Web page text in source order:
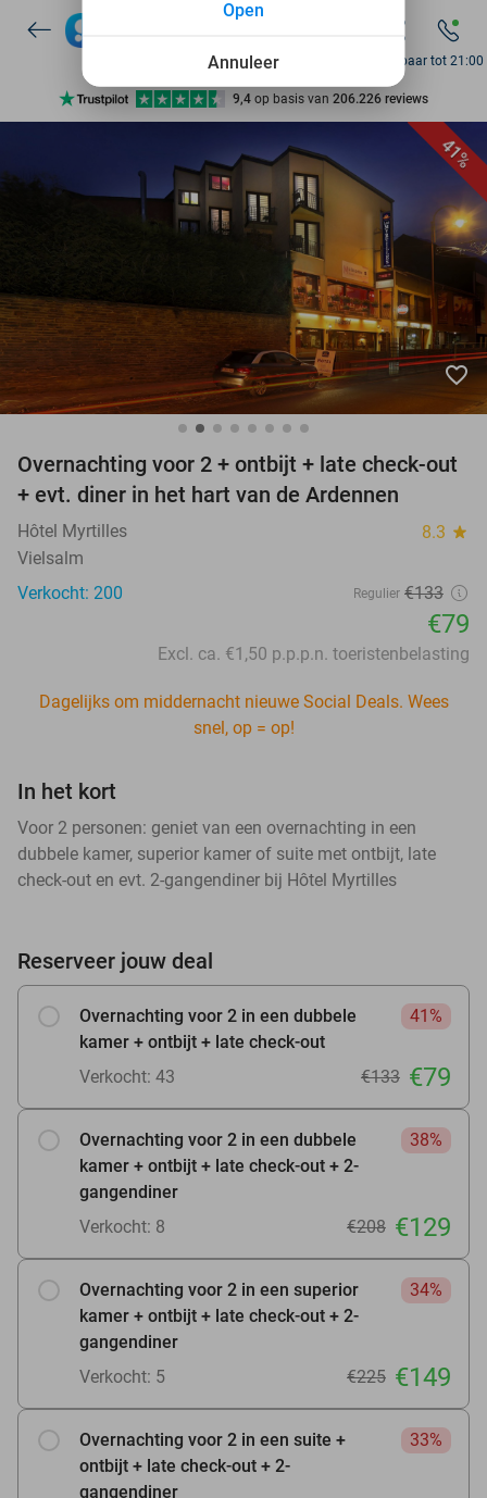
7 dagen per week beschikbaar
10+ miljoen leden
9,4 op basis van 206.226 reviews
7 dagen per week beschikbaar
10+ miljoen leden
Bereikbaar tot 21:00
41%
favorite_border
Overnachting voor 2 + ontbijt + late check-out
+ evt. diner in het hart van de Ardennen
Hôtel Myrtilles 8.3 star
Vielsalm
Verkocht: 200
Regulier €133
€79
Excl. ca. €1,50 p.p.p.n. toeristenbelasting
Dagelijks om middernacht nieuwe Social Deals. Wees
snel, op = op!
In het kort
Voor 2 personen: geniet van een overnachting in een
dubbele kamer, superior kamer of suite met ontbijt, late
check-out en evt. 2-gangendiner bij Hôtel Myrtilles
Reserveer jouw deal
Overnachting voor 2 in een dubbele
kamer + ontbijt + late check-out
41%
Verkocht: 43 €133 €79
Overnachting voor 2 in een dubbele
kamer + ontbijt + late check-out + 2-
gangendiner
38%
Verkocht: 8 €208 €129
Overnachting voor 2 in een superior
kamer + ontbijt + late check-out + 2-
gangendiner
34%
Verkocht: 5 €225 €149
Overnachting voor 2 in een suite +
ontbijt + late check-out + 2-
gangendiner
33%
Annuleer
Open